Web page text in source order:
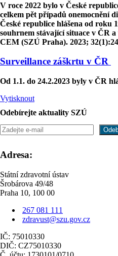
V roce 2022 bylo v České
celkem pět případů onemocnění
České republice hlášena od roku
souhrnem stávající situace v ČR
CEM (SZÚ Praha). 2023;
Surveillance záškrtu v ČR
Od 1.1. do 24.2.2023 byly v ČR
Vytisknout
Odebírejte aktuality SZÚ
Adresa:
Státní zdravotní ústav
Šrobárova 49/48
Praha 10, 100 00
267 081 111
zdravust@szu.gov.cz
IČ: 75010330
DIČ: CZ75010330